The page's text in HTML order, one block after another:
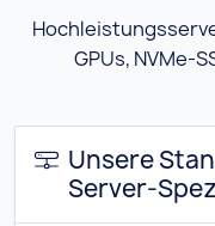
GPUs, NVMe-
Unsere
Server-